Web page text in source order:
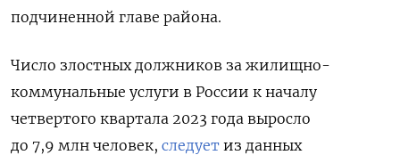
подчиненной главе района.
Число злостных должников за жилищно-
коммунальные услуги в России к началу
четвертого квартала 2023 года выросло
до 7,9 млн человек, следует из данных